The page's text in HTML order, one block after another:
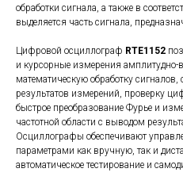
обработки сигнала, а также в
выделяется часть сигнала,
Цифровой осциллограф RTE1152
и курсорные измерения амплитудно-
математическую обработку сигналов,
результатов измерений, проверку
быстрое преобразование Фурье и
частотной области с выводом
Осциллографы обеспечивают
параметрами как вручную, так и
автоматическое тестирование и